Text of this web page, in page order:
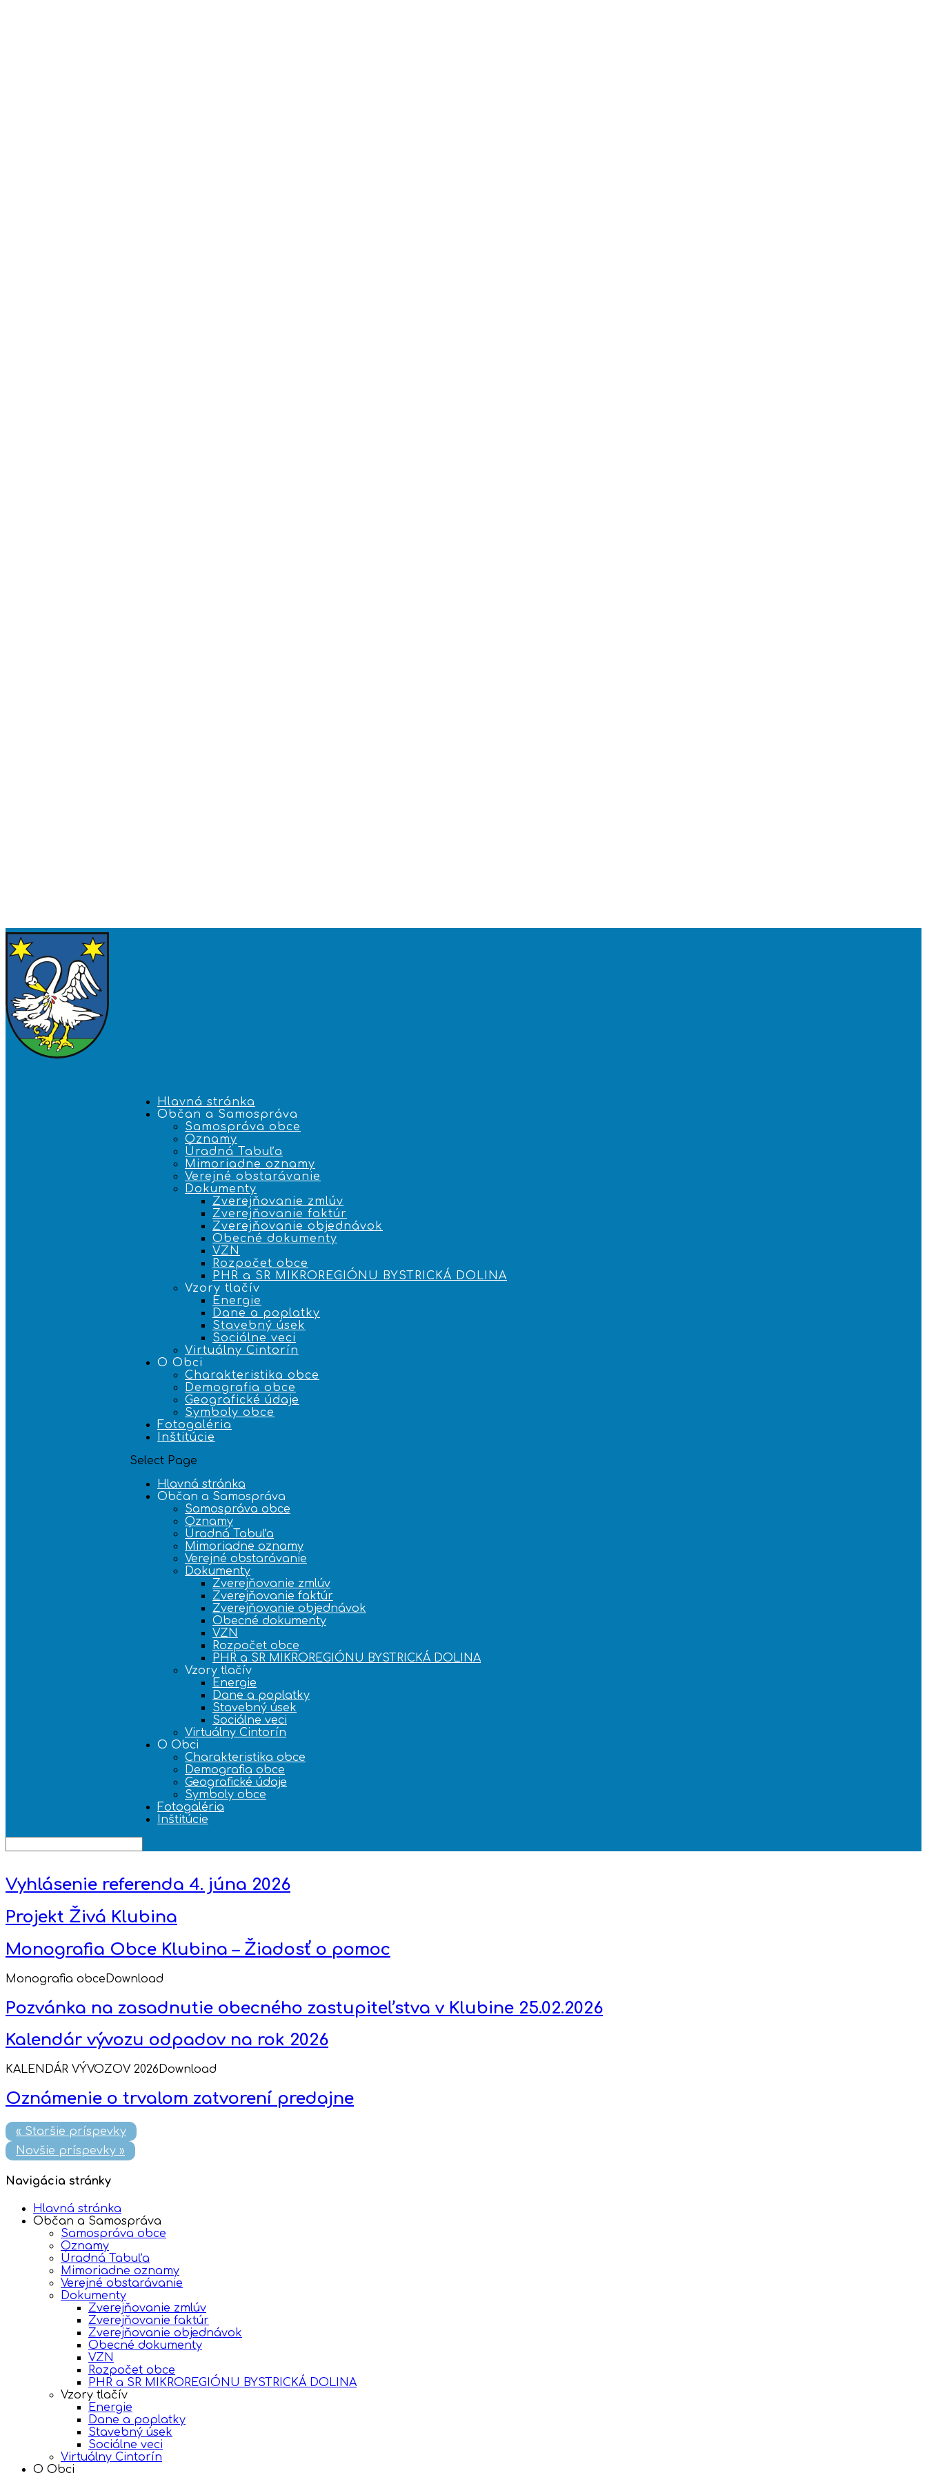
Hlavná stránka
Občan a Samospráva
Samospráva obce
Oznamy
Úradná Tabuľa
Mimoriadne oznamy
Verejné obstarávanie
Dokumenty
Zverejňovanie zmlúv
Zverejňovanie faktúr
Zverejňovanie objednávok
Obecné dokumenty
VZN
Rozpočet obce
PHR a SR MIKROREGIÓNU BYSTRICKÁ DOLINA
Vzory tlačív
Energie
Dane a poplatky
Stavebný úsek
Sociálne veci
Virtuálny Cintorín
O Obci
Charakteristika obce
Demografia obce
Geografické údaje
Symboly obce
Fotogaléria
Inštitúcie
Select Page
Hlavná stránka
Občan a Samospráva
Samospráva obce
Oznamy
Úradná Tabuľa
Mimoriadne oznamy
Verejné obstarávanie
Dokumenty
Zverejňovanie zmlúv
Zverejňovanie faktúr
Zverejňovanie objednávok
Obecné dokumenty
VZN
Rozpočet obce
PHR a SR MIKROREGIÓNU BYSTRICKÁ DOLINA
Vzory tlačív
Energie
Dane a poplatky
Stavebný úsek
Sociálne veci
Virtuálny Cintorín
O Obci
Charakteristika obce
Demografia obce
Geografické údaje
Symboly obce
Fotogaléria
Inštitúcie
Vyhlásenie referenda 4. júna 2026
Projekt Živá Klubina
Monografia Obce Klubina – Žiadosť o pomoc
Monografia obceDownload
Pozvánka na zasadnutie obecného zastupiteľstva v Klubine 25.02.2026
Kalendár vývozu odpadov na rok 2026
KALENDÁR VÝVOZOV 2026Download
Oznámenie o trvalom zatvorení predajne
« Staršie príspevky
Novšie príspevky »
Navigácia stránky
Hlavná stránka
Občan a Samospráva
Samospráva obce
Oznamy
Úradná Tabuľa
Mimoriadne oznamy
Verejné obstarávanie
Dokumenty
Zverejňovanie zmlúv
Zverejňovanie faktúr
Zverejňovanie objednávok
Obecné dokumenty
VZN
Rozpočet obce
PHR a SR MIKROREGIÓNU BYSTRICKÁ DOLINA
Vzory tlačív
Energie
Dane a poplatky
Stavebný úsek
Sociálne veci
Virtuálny Cintorín
O Obci